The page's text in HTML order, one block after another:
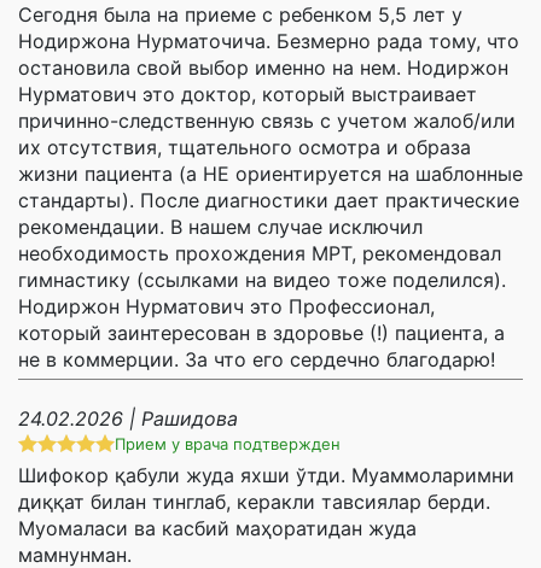
Сегодня была на приеме с ребенком 5,5 лет у
Нодиржона Нурматочича. Безмерно рада тому, что
остановила свой выбор именно на нем. Нодиржон
Нурматович это доктор, который выстраивает
причинно-следственную связь с учетом жалоб/или
их отсутствия, тщательного осмотра и образа
жизни пациента (а НЕ ориентируется на шаблонные
стандарты). После диагностики дает практические
рекомендации. В нашем случае исключил
необходимость прохождения МРТ, рекомендовал
гимнастику (ссылками на видео тоже поделился).
Нодиржон Нурматович это Профессионал,
который заинтересован в здоровье (!) пациента, а
не в коммерции. За что его сердечно благодарю!
24.02.2026 | Рашидова
Прием у врача подтвержден
Шифокор қабули жуда яхши ўтди. Муаммоларимни
диққат билан тинглаб, керакли тавсиялар берди.
Муомаласи ва касбий маҳоратидан жуда
мамнунман.